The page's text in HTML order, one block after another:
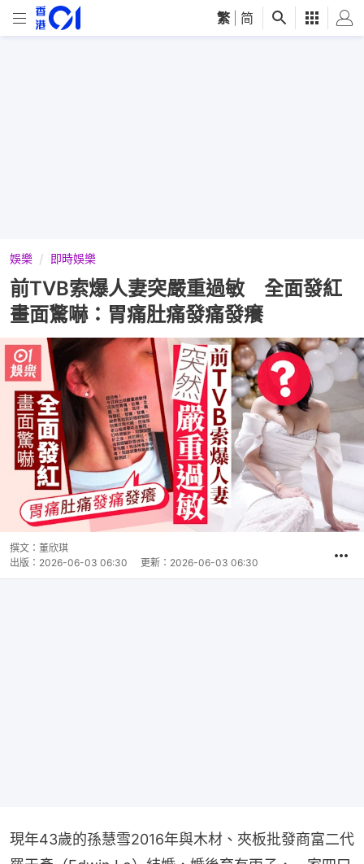
繁 简
娛樂 即時娛樂
前TVB索爆人妻突嚴重過敏 全面發紅
畫面驚嚇：胃痛肚痛發痛發癢
撰文： 董欣琪
出版： 2026-06-03 06:30 更新： 2026-06-03 06:30
現年43歲的孫慧雪2016年與木材、夾板批發商富二代